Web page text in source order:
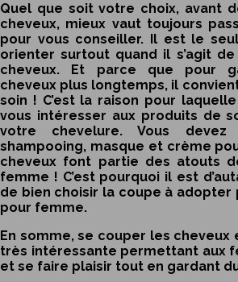
Quel que soit votre choix, avant
cheveux, mieux vaut toujours
pour vous conseiller. Il est le
orienter surtout quand il s’agit
cheveux. Et parce que pour
cheveux plus longtemps, il
soin ! C’est la raison pour
vous intéresser aux produits de
votre chevelure. Vous
shampooing, masque et crème
cheveux font partie des atouts
femme ! C’est pourquoi il est
de bien choisir la coupe à adopter
pour femme.
En somme, se couper les
très intéressante permettant aux
et se faire plaisir tout en gardant